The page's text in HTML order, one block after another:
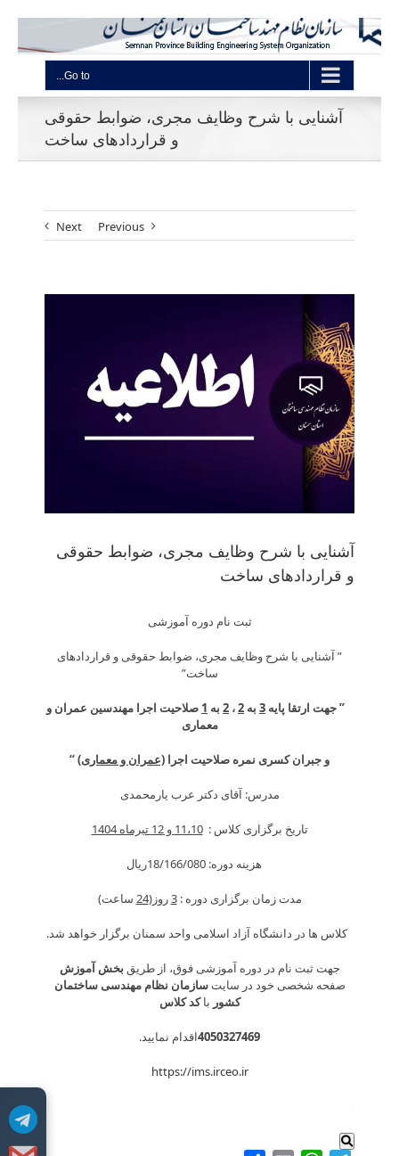
Go to...
آشنایی با شرح وظایف مجری، ضوابط حقوقی
و قراردادهای ساخت
Previous
Next
Larger
Image
آشنایی با شرح وظایف مجری، ضوابط حقوقی
و قراردادهای ساخت
ثبت نام دوره آموزشی
” آشنایی با شرح وظایف مجری، ضوابط حقوقی و قراردادهای
ساخت”
” جهت ارتقا پایه 3 به 2، 2 به 1 صلاحیت اجرا مهندسین عمران و
معماری
و جبران کسری نمره صلاحیت اجرا (عمران و معماری)“
مدرس: آقای دکتر عرب یارمحمدی
تاریخ برگزاری کلاس :11،10 و 12 تیرماه 1404
هزینه دوره: 18/166/080ريال
مدت زمان برگزاری دوره :3روز(24 ساعت)
کلاس ها در دانشگاه آزاد اسلامی واحد سمنان برگزار خواهد شد.
جهت ثبت نام در دوره آموزشی فوق، از طریق بخش آموزش
صفحه شخصی خود در سایتسازمان نظام مهندسی ساختمان
کشور باکد کلاس
4050327469اقدام نمایید.
https://ims.irceo.ir
.